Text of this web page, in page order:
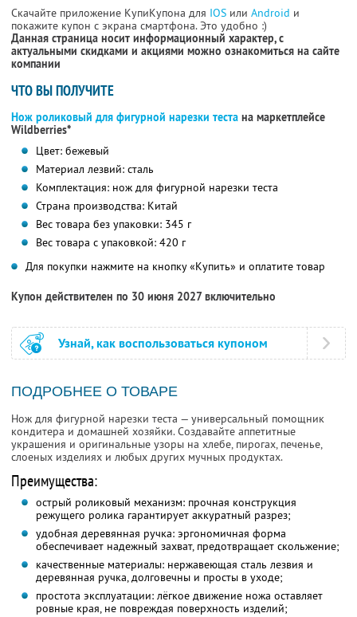
Скачайте приложение КупиКупона для IOS или Android и
покажите купон с экрана смартфона. Это удобно :)
Данная страница носит информационный характер, с
актуальными скидками и акциями можно ознакомиться на сайте
компании
ЧТО ВЫ ПОЛУЧИТЕ
Нож роликовый для фигурной нарезки теста на маркетплейсе
Wildberries*
Цвет: бежевый
Материал лезвий: сталь
Комплектация: нож для фигурной нарезки теста
Страна производства: Китай
Вес товара без упаковки: 345 г
Вес товара с упаковкой: 420 г
Для покупки нажмите на кнопку «Купить» и оплатите товар
Купон действителен по 30 июня 2027 включительно
Узнай, как воспользоваться купоном
ПОДРОБНЕЕ О ТОВАРЕ
Нож для фигурной нарезки теста — универсальный помощник
кондитера и домашней хозяйки. Создавайте аппетитные
украшения и оригинальные узоры на хлебе, пирогах, печенье,
слоеных изделиях и любых других мучных продуктах.
Преимущества:
острый роликовый механизм: прочная конструкция
режущего ролика гарантирует аккуратный разрез;
удобная деревянная ручка: эргономичная форма
обеспечивает надежный захват, предотвращает скольжение;
качественные материалы: нержавеющая сталь лезвия и
деревянная ручка, долговечны и просты в уходе;
простота эксплуатации: лёгкое движение ножа оставляет
ровные края, не повреждая поверхность изделий;